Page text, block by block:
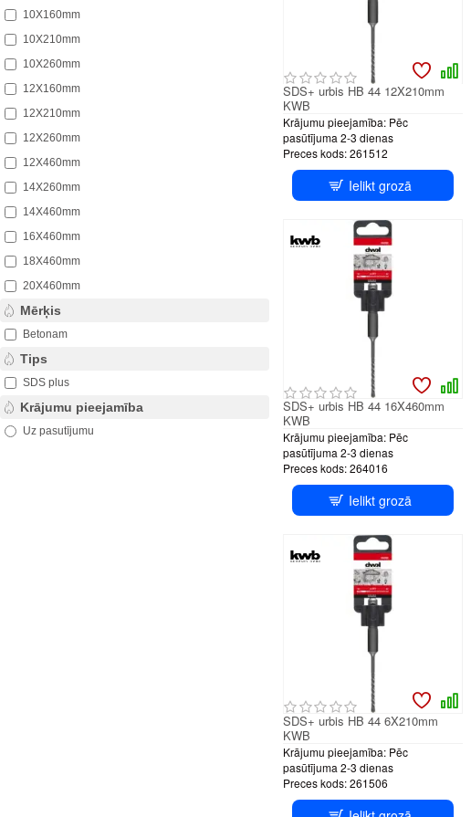
10X160mm
10X210mm
10X260mm
12X160mm
12X210mm
12X260mm
12X460mm
14X260mm
14X460mm
16X460mm
18X460mm
20X460mm
Mērķis
Betonam
Tips
SDS plus
Krājumu pieejamība
Uz pasutījumu
Krājumu pieejamība: Pēc
pasūtījuma 2-3 dienas
Preces kods:261512
SDS+ urbis HB 44 12X210mm
KWB
Ielikt grozā
Krājumu pieejamība: Pēc
pasūtījuma 2-3 dienas
Preces kods:264016
SDS+ urbis HB 44 16X460mm
KWB
Ielikt grozā
Krājumu pieejamība: Pēc
pasūtījuma 2-3 dienas
Preces kods:261506
SDS+ urbis HB 44 6X210mm
KWB